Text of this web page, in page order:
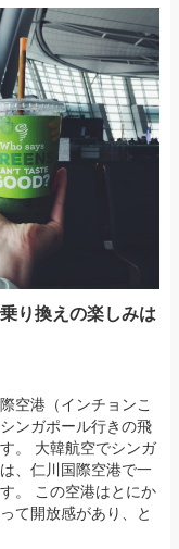
り換えの楽しみは
空港（インチョンこ
ンガポール行きの飛
。 大韓航空でシンガ
、仁川国際空港で一
。 この空港はとにか
て開放感があり、と